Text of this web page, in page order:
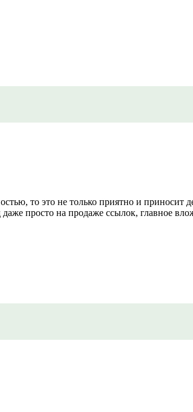
то это не только приятно и приносит
просто на продаже ссылок, главное